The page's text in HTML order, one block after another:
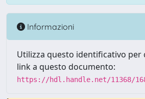
Informazioni
Utilizza questo identificativo per
link a questo documento:
https://hdl.handle.net/11368/